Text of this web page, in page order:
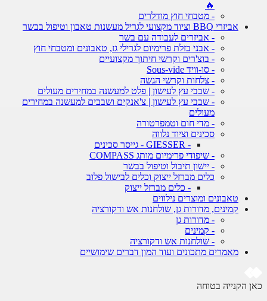
- מטבחי חוץ מודלרים
אביזרי BBQ וציוד מקצועי לגריל מעשנות טאבון וטיפול בבשר
- אביזרים לעבודה עם בשר
- אבני בזלת פרימיום לגרילי גז, טאבונים ומטבחי חוץ
- בוצ'רים וקרשי חיתוך מקצועיים
- סו-וויד Sous-vide
- צלחות וקרשי הגשה
- שבבי עץ לעישון | פלט למעשנה במחירים מעולים
- שבבי עץ לעישון | צ'אנקים ושבבים למעשנה במחירים
מעולים
- מדי חום וטמפרטורה
סכינים וציוד נלווה
- שיפודי פרימיום מותג COMPASS
- יישון תיבול וטיפול בבשר
כלים מברזל ייצוק וכלים לבישול פלוב
- כלים מברזל ייצוק
טאבונים ומוצרים נילווים
קמינים, מדורות גן, שולחנות אש ודקורציה
- מדורות גן
- קמינים
- שולחנות אש ודקורציה
מאמרים מתכונים ועוד המון דברים שימושיים
הקנייה בטוחה